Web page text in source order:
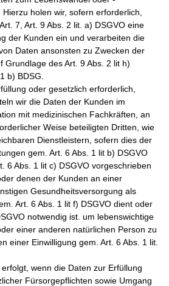
holen wir, sofern erforderlich,
7, Art. 9 Abs. 2 lit. a) DSGVO eine
der Kunden ein und verarbeiten die
Daten ansonsten zu Zwecken der
Grundlage des Art. 9 Abs. 2 lit h)
b) BDSG.
oder gesetzlich erforderlich,
wir die Daten der Kunden im
mit medizinischen Fachkräften, an
Weise beteiligten Dritten, wie
Dienstleistern, sofern dies der
gem. Art. 6 Abs. 1 lit b) DSGVO
6 Abs. 1 lit c) DSGVO vorgeschrieben
denen der Kunden an einer
Gesundheitsversorgung als
Art. 6 Abs. 1 lit f) DSGVO dient oder
notwendig ist. um lebenswichtige
einer anderen natürlichen Person zu
einer Einwilligung gem. Art. 6 Abs. 1 lit.
wenn die Daten zur Erfüllung
Fürsorgepflichten sowie Umgang